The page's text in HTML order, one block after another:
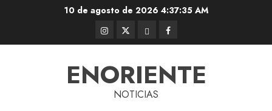
10 de agosto de 2026 4:37:36 AM
Instagram
@EnOriente
Twitter
(X)
ThreadsFacebook
ENORIENTE
NOTICIAS